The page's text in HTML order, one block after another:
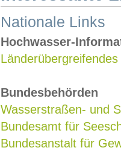
Nationale Links
Hochwasser-
Bundesbehörden
Wasserstraßen- und
Bundesamt für
Bundesanstalt für